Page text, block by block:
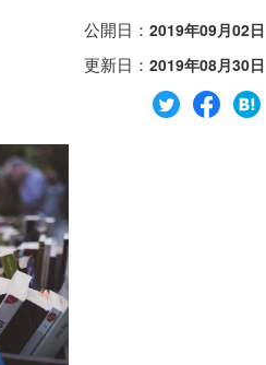
公開日： 2019年09月02日
更新日： 2019年08月30日